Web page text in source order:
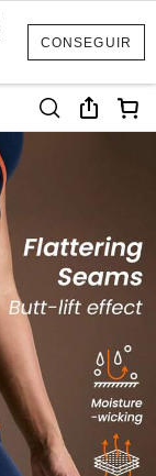
CONSEGUIR